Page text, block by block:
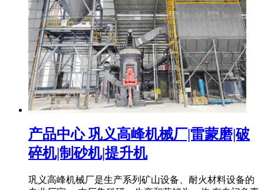
产品中心 巩义高峰机械厂|雷蒙磨|破
碎机|制砂机|提升机
巩义高峰机械厂是生产系列矿山设备、耐火材料设备的